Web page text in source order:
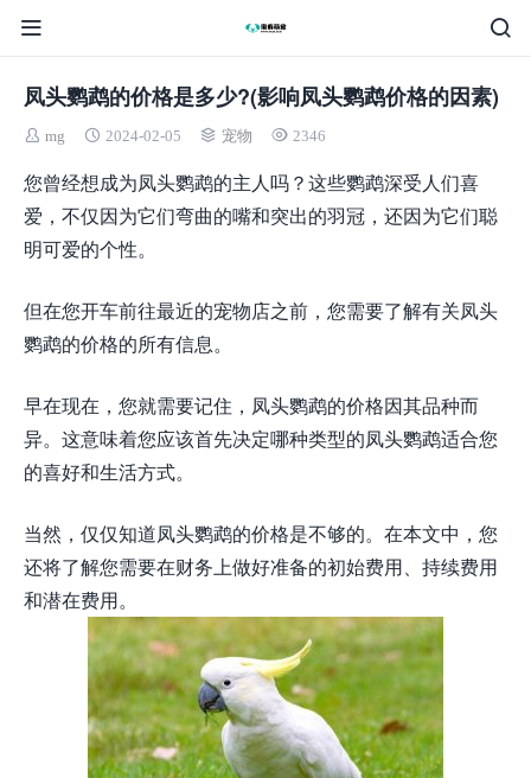
凤头鹦鹉的价格是多少?(影响凤头鹦鹉价格的因素)
mg 2024-02-05 宠物 2346
您曾经想成为凤头鹦鹉的主人吗？这些鹦鹉深受人们喜
爱，不仅因为它们弯曲的嘴和突出的羽冠，还因为它们聪
明可爱的个性。
但在您开车前往最近的宠物店之前，您需要了解有关凤头
鹦鹉的价格的所有信息。
早在现在，您就需要记住，凤头鹦鹉的价格因其品种而
异。这意味着您应该首先决定哪种类型的凤头鹦鹉适合您
的喜好和生活方式。
当然，仅仅知道凤头鹦鹉的价格是不够的。在本文中，您
还将了解您需要在财务上做好准备的初始费用、持续费用
和潜在费用。